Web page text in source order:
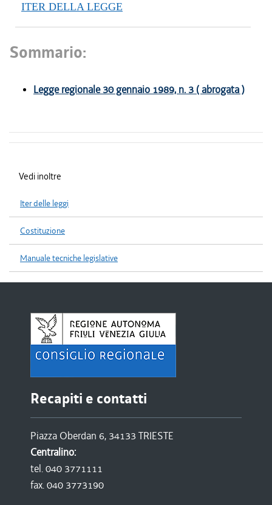
ITER DELLA LEGGE
Sommario:
Legge regionale 30 gennaio 1989, n. 3 ( abrogata )
Vedi inoltre
Iter delle leggi
Costituzione
Manuale tecniche legislative
Recapiti e contatti
Piazza Oberdan 6, 34133 TRIESTE
Centralino:
tel. 040 3771111
fax. 040 3773190